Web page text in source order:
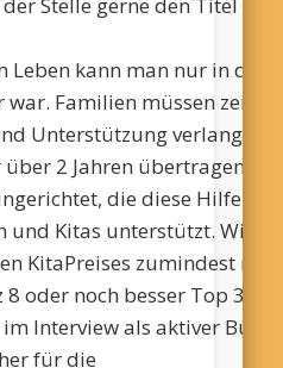
Stelle gerne den Titel
Leben kann man nur in der
Familien müssen
Unterstützung verlangt.
2 Jahren übertragen
die diese Hilfe
und Kitas unterstützt. Wir
KitaPreises zumindest mal
8 oder noch besser Top 3.
Interview als aktiver
für die